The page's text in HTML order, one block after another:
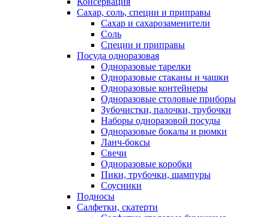
Сахар, соль, специи и приправы
Сахар и сахарозаменители
Соль
Специи и приправы
Посуда одноразовая
Одноразовые тарелки
Одноразовые стаканы и чашки
Одноразовые контейнеры
Одноразовые столовые приборы
Зубочистки, палочки, трубочки
Наборы одноразовой посуды
Одноразовые бокалы и рюмки
Ланч-боксы
Свечи
Одноразовые коробки
Пики, трубочки, шампуры
Соусники
Подносы
Салфетки, скатерти